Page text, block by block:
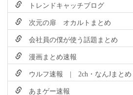
トレンドキャッチブログ
次元の扉 オカルトまとめ
会社員の僕が使う話題まとめ
漫画まとめ速報
ウルフ速報 | 2ch・なんJまとめ
あまゲー速報